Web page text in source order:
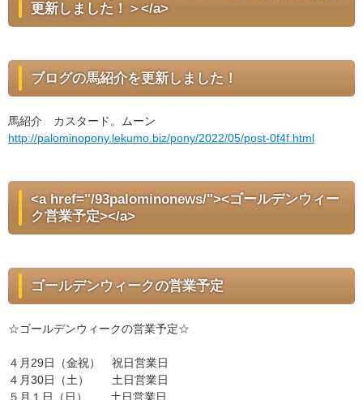
更新しました！＞</a>
ブログの馬紹介を更新しました！
馬紹介 カスタード。ムーン
http://palominopony.lekumo.biz/pony/2022/05/post-0f4f.html
<a href="/93palominonews/"><ゴールデンウィー
ク営業予定></a>
ゴールデンウィークの営業予定
☆ゴールデンウィークの営業予定☆
４月29日（金祝） 祝日営業日
４月30日（土） 土日営業日
５月１日（日） 土日営業日